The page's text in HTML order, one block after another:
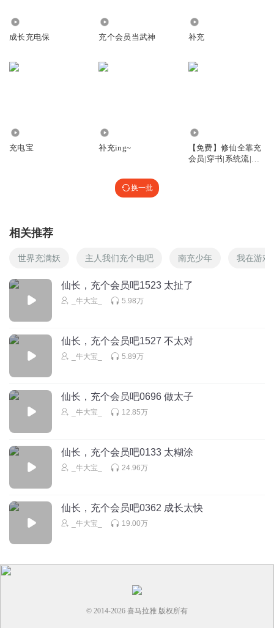
怎么感觉这段时间的声音有点炸呢
青梅姐姐“小动物我可喜欢了，顿顿都要有啊”
1
柱哥，用你的脚指头去抠抠他的五肢
九方龍鈞
老金太上道了，求生欲强的可怕
千里追风_
就冲青梅这句话，金无牙估计要换坐骑品种了
回复 2025-09-07
成长充电保 充个会员当武神 补充
充电宝 补充ing~
【免费】修仙全靠充
会员|穿书|系统流|修
换一批
相关推荐
世界充满妖 主人我们充个电吧 南充少年 我在游戏
仙长，充个会员吧1523 太扯了
_牛大宝_ 5.98万
仙长，充个会员吧1527 不太对
_牛大宝_ 5.89万
仙长，充个会员吧0696 做太子
_牛大宝_ 12.85万
仙长，充个会员吧0133 太糊涂
_牛大宝_ 24.96万
仙长，充个会员吧0362 成长太快
_牛大宝_ 19.00万
© 2014-2026 喜马拉雅 版权所有